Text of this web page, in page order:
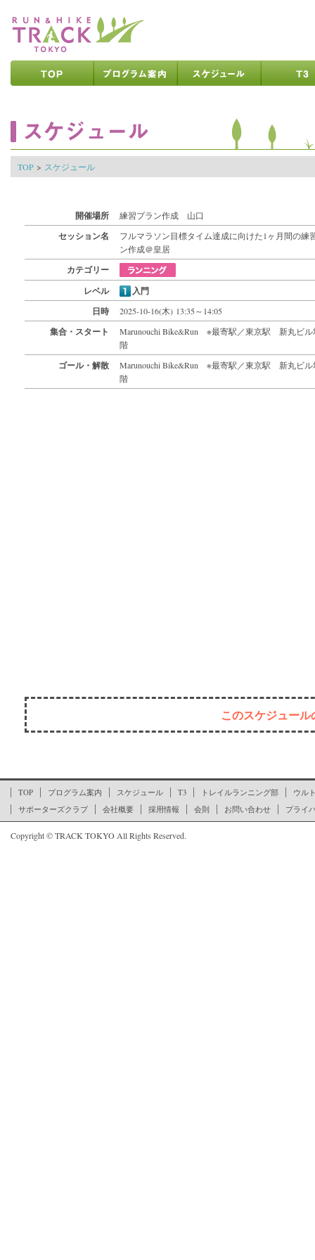
TOP > スケジュール
開催場所 練習プラン作成 山口
セッション名
フルマラソン目標タイム達成に向けた1ヶ月間の練
ン作成＠皇居
カテゴリー
レベル
入門
日時
2025-10-16(木) 13:35～14:05
集合・スタート
Marunouchi Bike&Run ※最寄駅／東京駅 新丸ビル
階
ゴール・解散
Marunouchi Bike&Run ※最寄駅／東京駅 新丸ビル
階
このスケジュー
TOP プログラム案内 スケジュール T3 トレイルランニング部
ウル
サポーターズクラブ
会社概要 採用情報 会則 お問い合わせ プライ
Copyright © TRACK TOKYO All Rights Reserved.